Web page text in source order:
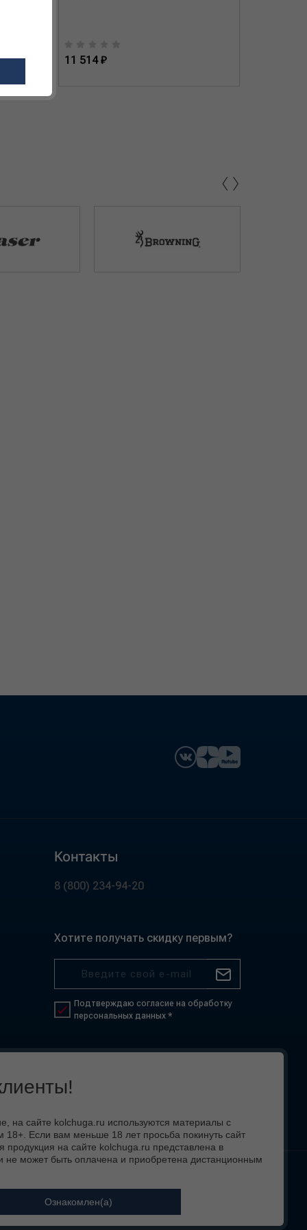
11 514 ₽
‹›
Контакты
8 (800) 234-94-20
Хотите получать скидку первым?
Подтверждаю согласие на обработку
персональных данных *
на сайте kolchuga.ru используются материалы с
18+. Если вам меньше 18 лет просьба покинуть сайт
продукция на сайте kolchuga.ru представлена в
не может быть оплачена и приобретена дистанционным
Ознакомлен(а)